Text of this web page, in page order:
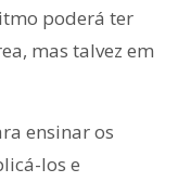
poderá ter
mas talvez em
ensinar os
los e